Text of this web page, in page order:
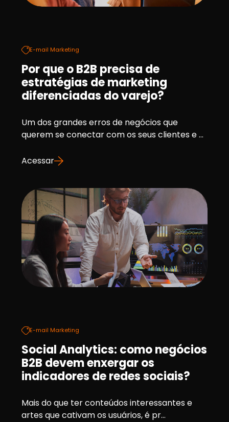
E-mail Marketing
Por que o B2B precisa de
estratégias de marketing
diferenciadas do varejo?
Um dos grandes erros de negócios que
querem se conectar com os seus clientes e ...
Acessar
E-mail Marketing
Social Analytics: como negócios
B2B devem enxergar os
indicadores de redes sociais?
Mais do que ter conteúdos interessantes e
artes que cativam os usuários, é pr...